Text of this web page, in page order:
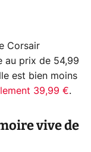
Corsair
au prix de 54,99
est bien moins
39,99 €.
vive de